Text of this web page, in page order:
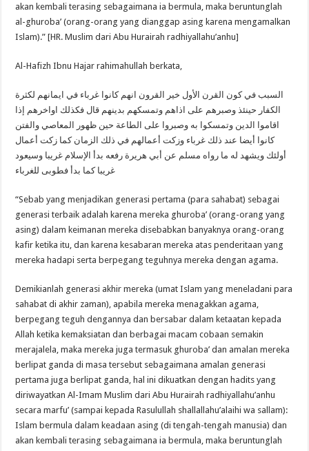
akan kembali terasing sebagaimana ia bermula, maka beruntunglah
al-ghuroba’ (orang-orang yang dianggap asing karena mengamalkan
Islam).” [HR. Muslim dari Abu Hurairah radhiyallahu’anhu]
Al-Hafizh Ibnu Hajar rahimahullah berkata,
السبب في كون القرن الأول خير القرون انهم كانوا غرباء في ايمانهم لكثرة
الكفار حينئذ وصبرهم على اذاهم وتمسكهم بدينهم قال فكذلك اواخرهم إذا
اقاموا الدين وتمسكوا به وصبروا على الطاعة حين ظهور المعاصي والفتن
كانوا أيضا عند ذلك غرباء وزكت أعمالهم في ذلك الزمان كما زكت أعمال
أولئك ويشهد له ما رواه مسلم عن أبي هريرة رفعه بدأ الإسلام غريبا وسيعود
غريبا كما بدأ فطوبى للغرباء
“Sebab yang menjadikan generasi pertama (para sahabat) sebagai
generasi terbaik adalah karena mereka ghuroba’ (orang-orang yang
asing) dalam keimanan mereka disebabkan banyaknya orang-orang
kafir ketika itu, dan karena kesabaran mereka atas penderitaan yang
mereka hadapi serta berpegang teguhnya mereka dengan agama.
Demikianlah generasi akhir mereka (umat Islam yang meneladani para
sahabat di akhir zaman), apabila mereka menagakkan agama,
berpegang teguh dengannya dan bersabar dalam ketaatan kepada
Allah ketika kemaksiatan dan berbagai macam cobaan semakin
merajalela, maka mereka juga termasuk ghuroba’ dan amalan mereka
berlipat ganda di masa tersebut sebagaimana amalan generasi
pertama juga berlipat ganda, hal ini dikuatkan dengan hadits yang
diriwayatkan Al-Imam Muslim dari Abu Hurairah radhiyallahu’anhu
secara marfu’ (sampai kepada Rasulullah shallallahu’alaihi wa sallam):
Islam bermula dalam keadaan asing (di tengah-tengah manusia) dan
akan kembali terasing sebagaimana ia bermula, maka beruntunglah